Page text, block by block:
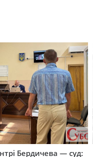
Бердичева — суд: